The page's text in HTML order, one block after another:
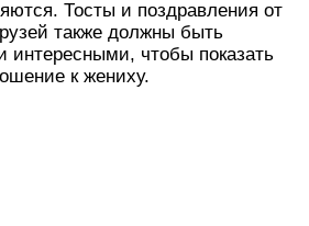
Тосты и поздравления от
также должны быть
интересными, чтобы показать
к жениху.